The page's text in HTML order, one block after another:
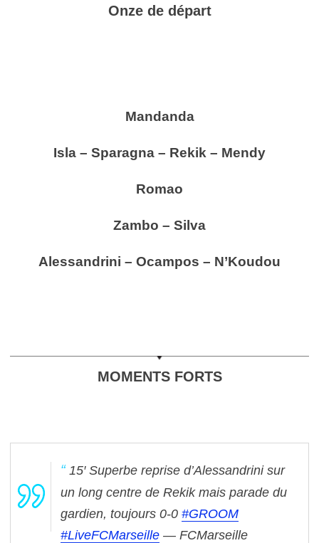
Onze de départ
Mandanda
Isla – Sparagna – Rekik – Mendy
Romao
Zambo – Silva
Alessandrini – Ocampos – N’Koudou
MOMENTS FORTS
15′ Superbe reprise d’Alessandrini sur
un long centre de Rekik mais parade du
gardien, toujours 0-0 #GROOM
#LiveFCMarseille — FCMarseille